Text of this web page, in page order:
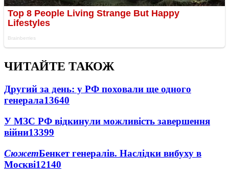
ЧИТАЙТЕ ТАКОЖ
Другий за день: у РФ поховали ще одного
генерала13640
У МЗС РФ відкинули можливість завершення
війни13399
СюжетБенкет генералів. Наслідки вибуху в
Москві12140